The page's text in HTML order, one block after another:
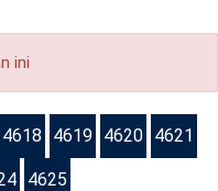
ini
4618 4619 4620 4621
4625